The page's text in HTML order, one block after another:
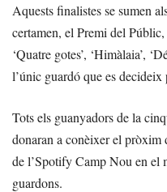
Aquests finalistes se sumen
certamen, el Premi del Públic,
‘Quatre gotes’, ‘Himàlaia’,
l’únic guardó que es
Tots els guanyadors de la
donaran a conèixer el
de l’Spotify Camp Nou en el
guardons.